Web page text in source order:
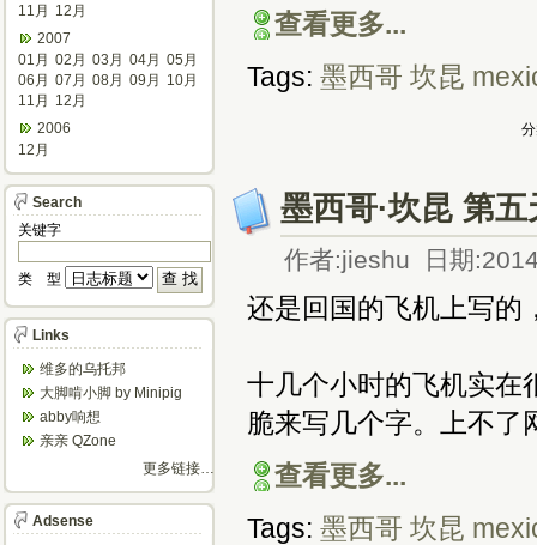
查看更多...
Tags: 墨西哥 坎昆
墨西哥·坎昆 第
作者:jieshu 日期
还是回国的飞机上写的
十几个小时的飞机实在
脆来写几个字。上不了
查看更多...
Tags: 墨西哥 坎昆
11月
12月
2007
01月 02月 03月 04月 05月
06月 07月 08月 09月
10月
11月
12月
2006
12月
Search
关键字
类 型
Links
维多的乌托邦
大脚啃小脚 by Minipig
abby响想
亲亲 QZone
更多链接…
Adsense